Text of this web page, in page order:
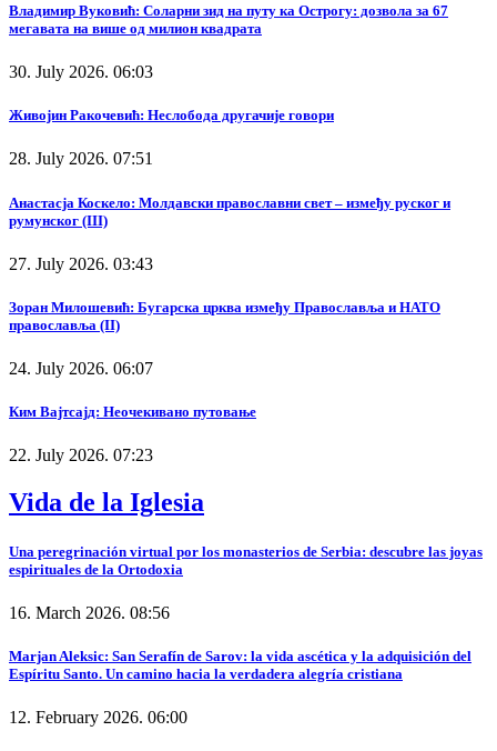
Владимир Вуковић: Соларни зид на путу ка Острогу: дозвола за 67
мегавата на више од милион квадрата
30. July 2026. 06:03
Живојин Ракочевић: Неслобода другачије говори
28. July 2026. 07:51
Анастасја Коскело: Молдавски православни свет – између руског и
румунског (III)
27. July 2026. 03:43
Зоран Милошевић: Бугарска црква између Православља и НАТО
православља (II)
24. July 2026. 06:07
Ким Вајтсајд: Неочекивано путовање
22. July 2026. 07:23
Vida de la Iglesia
Una peregrinación virtual por los monasterios de Serbia: descubre las joyas
espirituales de la Ortodoxia
16. March 2026. 08:56
Marjan Aleksic: San Serafín de Sarov: la vida ascética y la adquisición del
Espíritu Santo. Un camino hacia la verdadera alegría cristiana
12. February 2026. 06:00